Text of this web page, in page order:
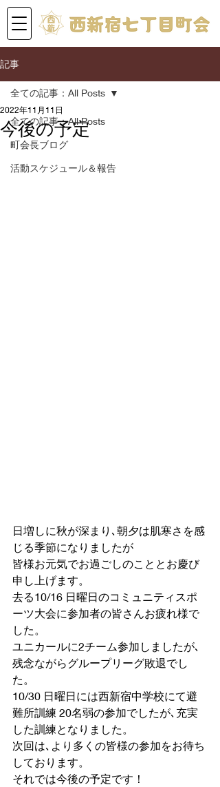
記事
全ての記事：All Posts
町会長ブログ
活動スケジュール＆報告
全ての記事：All Posts
今後の予定
2022年11月11日
日増しに秋が深まり､朝夕は肌寒さを感
じる季節になりましたが
皆様お元気でお過ごしのこととお慶び
申し上げます。
去る10/16 日曜日のコミュニティスポ
ーツ大会に参加者の皆さんお疲れ様で
した。
ユニカールに2チーム参加しましたが､
残念ながらグループリーグ敗退でし
た。
10/30 日曜日には西新宿中学校にて避
難所訓練 20名弱の参加でしたが､充実
した訓練となりました。
次回は､より多くの皆様の参加をお待ち
しております。
それでは今後の予定です！